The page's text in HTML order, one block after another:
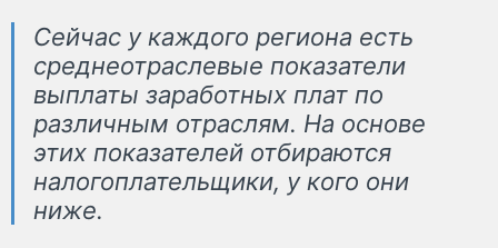
Сейчас у каждого региона есть
среднеотраслевые показатели
выплаты заработных плат по
различным отраслям. На основе
этих показателей отбираются
налогоплательщики, у кого они
ниже.